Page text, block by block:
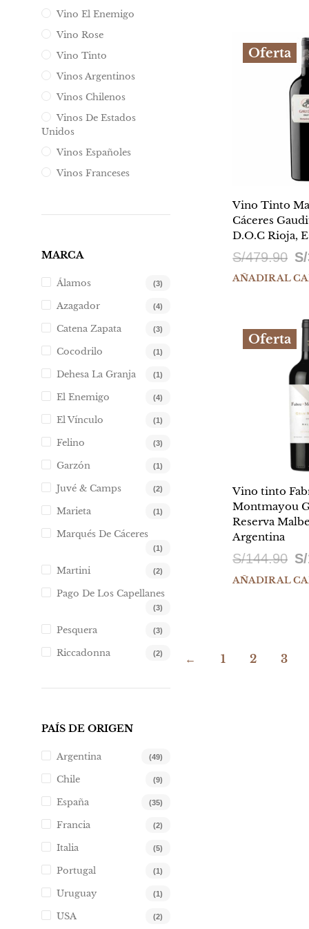
Vino El Enemigo
Vino Rose
Vino Tinto
Vinos Argentinos
Vinos Chilenos
Vinos De Estados
Unidos
Vinos Españoles
Vinos Franceses
MARCA
Álamos (3)
Azagador (4)
Catena Zapata (3)
Cocodrilo (1)
Dehesa La Granja (1)
El Enemigo (4)
El Vínculo (1)
Felino (3)
Garzón (1)
Juvé & Camps (2)
Marieta (1)
Marqués De Cáceres
(1)
Martini (2)
Pago De Los Capellanes
(3)
Pesquera (3)
Riccadonna (2)
PAÍS DE ORIGEN
Argentina (49)
Chile (9)
España (35)
Francia (2)
Italia (5)
Portugal (1)
Uruguay (1)
USA (2)
S/
Oferta
Vino Tinto
Cáceres
D.O.C Rioja,
S/479.90 El
S/
S/
AÑADIR AL
Oferta
Vino tinto
Montmayou
Reserva
Argentina
S/144.90 El
S/
AÑADIR AL
← 1 2 3